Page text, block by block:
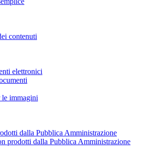
contenuti
elettronici
le immagini
dalla Pubblica Amministrazione
prodotti dalla Pubblica Amministrazione